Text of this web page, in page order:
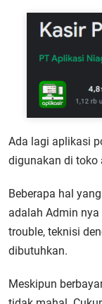
Ada lagi aplikasi
digunakan di toko
Beberapa hal
adalah Admin
trouble, teknisi
dibutuhkan.
Meskipun